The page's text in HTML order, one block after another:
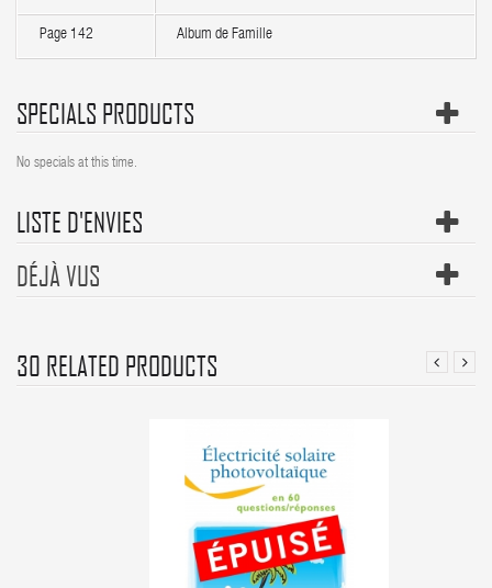
Page 142 Album de Famille
SPECIALS PRODUCTS
No specials at this time.
LISTE D'ENVIES
DÉJÀ VUS
30 RELATED PRODUCTS